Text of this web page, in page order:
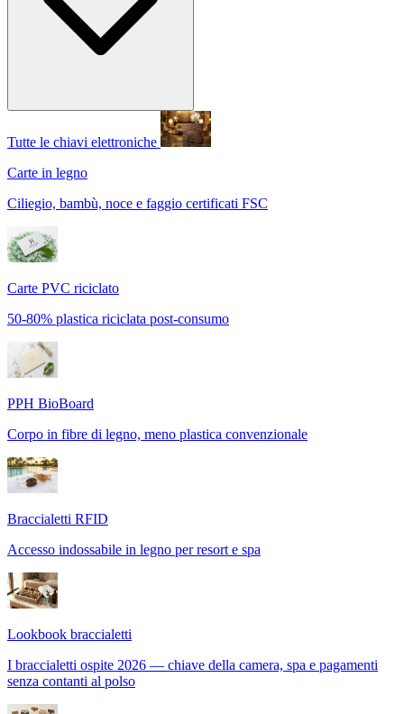
Tutte le chiavi elettroniche
Carte in legno
Ciliegio, bambù, noce e faggio certificati FSC
Carte PVC riciclato
50-80% plastica riciclata post-consumo
PPH BioBoard
Corpo in fibre di legno, meno plastica convenzionale
Braccialetti RFID
Accesso indossabile in legno per resort e spa
Lookbook braccialetti
I braccialetti ospite 2026 — chiave della camera, spa e pagamenti
senza contanti al polso